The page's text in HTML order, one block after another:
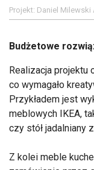
Projekt: Daniel Milewski
Budżetowe
Realizacja projektu
co wymagało
Przykładem jest
meblowych IKEA,
czy stół jadalniany
Z kolei meble